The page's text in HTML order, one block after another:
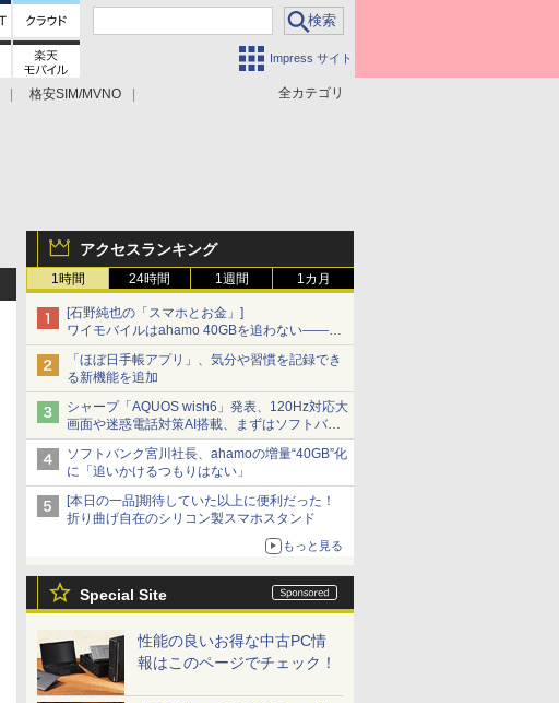
Impress サイト
全カテゴリ
格安SIM/MVNO
アクセスランキング
1時間 24時間 1週間 1カ月
[石野純也の「スマホとお金」]
ワイモバイルはahamo 40GBを追わない――単
身向け「超おトク割」の安さと1年限定の注意
「ほぼ日手帳アプリ」、気分や習慣を記録でき
る新機能を追加
シャープ「AQUOS wish6」発表、120Hz対応大
画面や迷惑電話対策AI搭載、まずはソフトバン
クの法人向け
ソフトバンク宮川社長、ahamoの増量“40GB”化
に「追いかけるつもりはない」
[本日の一品]期待していた以上に便利だった！
折り曲げ自在のシリコン製スマホスタンド
もっと見る
Special Site
性能の良いお得な中古PC情
報はこのページでチェック！